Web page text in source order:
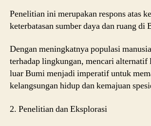
Penelitian ini merupakan respons atas
keterbatasan sumber daya dan ruang di
Dengan meningkatnya populasi
terhadap lingkungan, mencari alternatif
luar Bumi menjadi imperatif untuk
kelangsungan hidup dan kemajuan
2. Penelitian dan Eksplorasi